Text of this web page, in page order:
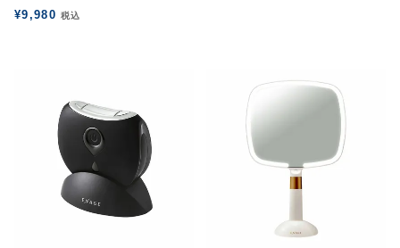
¥9,980 税込